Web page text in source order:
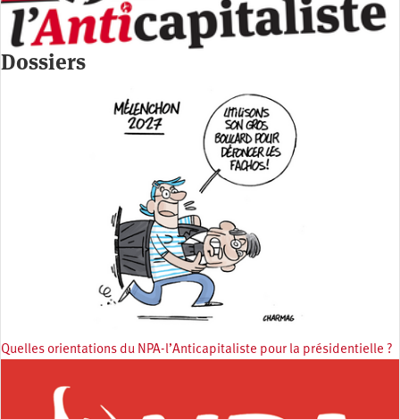
Dossiers
Quelles orientations du NPA-l’Anticapitaliste pour la présidentielle ?